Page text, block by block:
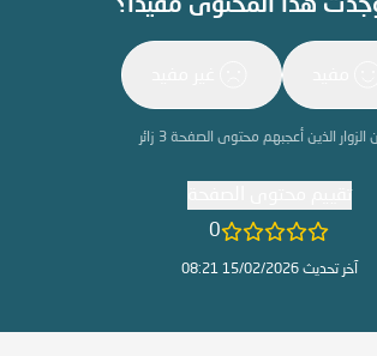
هذا المحتوى مفيدًا؟
الزوار الذين أعجبهم محتوى الصفحة3 زائر
0
آخر تحديث 15/02/2026 08:21